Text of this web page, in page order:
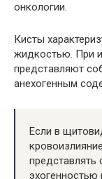
онкологии.
Кисты
жидкостью. При
представляют
анехогенным
Если в
представлять
эхогенностью